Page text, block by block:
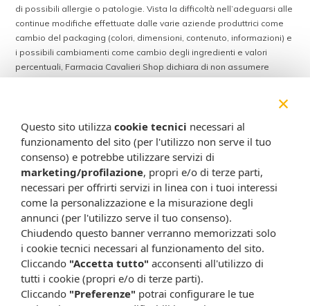
di possibili allergie o patologie. Vista la difficoltà nell’adeguarsi alle
continue modifiche effettuate dalle varie aziende produttrici come
cambio del packaging (colori, dimensioni, contenuto, informazioni) e
i possibili cambiamenti come cambio degli ingredienti e valori
percentuali, Farmacia Cavalieri Shop dichiara di non assumere
causato dall’accesso delle informazioni riportate sul sito
shop.farmaciacavalieri.it.
ISCRIVITI ALLA NEWSLETTER
Rimani aggiornato su tutte le promozioni
×
Questo sito utilizza cookie tecnici necessari al
funzionamento del sito (per l'utilizzo non serve il tuo
consenso) e potrebbe utilizzare servizi di
marketing/profilazione, propri e/o di terze parti,
necessari per offrirti servizi in linea con i tuoi interessi
come la personalizzazione e la misurazione degli
annunci (per l'utilizzo serve il tuo consenso).
Chiudendo questo banner verranno memorizzati solo
i cookie tecnici necessari al funzionamento del sito.
Cliccando "Accetta tutto" acconsenti all'utilizzo di
tutti i cookie (propri e/o di terze parti).
Cliccando "Preferenze" potrai configurare le tue